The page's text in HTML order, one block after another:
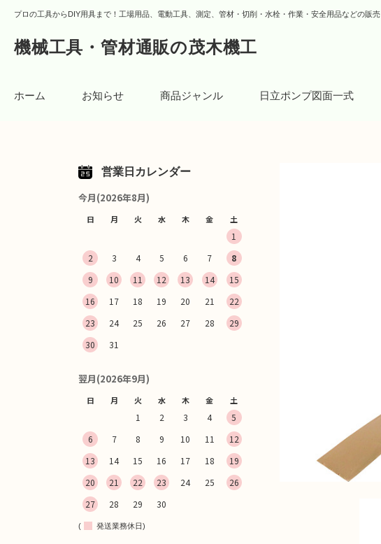
プロの工具からDIY用具まで！工場用品、電動工具、測定、管材・切削・水栓・作業・安全用品などの販売
機械工具・管材通販の茂木機工
ホーム お知らせ 商品ジャンル 日立ポンプ図面一式
営業日カレンダー
今月(2026年8月)
日 月 火 水 木 金 土
1
2
3 4 5 6 7
8
9
10 11 12 13 14
15
16
17 18 19 20 21
22
23
24 25 26 27 28
29
30
31
翌月(2026年9月)
日 月 火 水 木 金 土
1 2 3 4
5
6
7 8 9 10 11
12
13
14 15 16 17 18
19
20
21 22 23 24 25
26
27
28 29 30
( 発送業務休日)